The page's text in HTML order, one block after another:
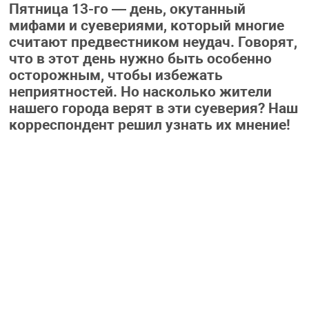
Пятница 13-го — день, окутанный
мифами и суевериями, который многие
считают предвестником неудач. Говорят,
что в этот день нужно быть особенно
осторожным, чтобы избежать
неприятностей. Но насколько жители
нашего города верят в эти суеверия? Наш
корреспондент решил узнать их мнение!